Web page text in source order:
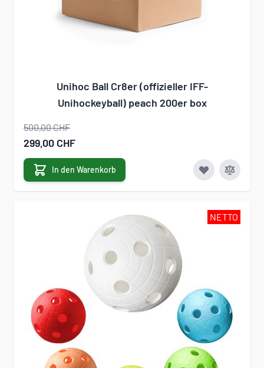
Unihoc Ball Cr8er (offizieller IFF-
Unihockeyball) peach 200er box
500,00 CHF
Sonderangebot
299,00 CHF
In den Warenkorb
NETTO